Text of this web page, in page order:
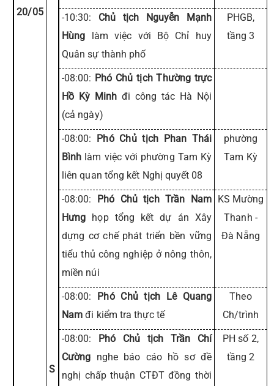
20/05
S
-10:30: Chủ tịch Nguyễn Mạnh
Hùng làm việc với Bộ Chỉ huy
Quân sự thành phố
PHGB,
tầng 3
-08:00: Phó Chủ tịch Thường trực
Hồ Kỳ Minh đi công tác Hà Nội
(cả ngày)
-08:00: Phó Chủ tịch Phan Thái
Bình làm việc với phường Tam Kỳ
liên quan tổng kết Nghị quyết 08
phường
Tam Kỳ
-08:00: Phó Chủ tịch Trần Nam
Hưng họp tổng kết dự án Xây
dựng cơ chế phát triển bền vững
tiểu thủ công nghiệp ở nông thôn,
miền núi
KS Mường
Thanh -
Đà Nẵng
-08:00: Phó Chủ tịch Lê Quang
Nam đi kiểm tra thực tế
Theo
Ch/trình
-08:00: Phó Chủ tịch Trần Chí
Cường nghe báo cáo hồ sơ đề
nghị chấp thuận CTĐT đồng thời
PH số 2,
tầng 2